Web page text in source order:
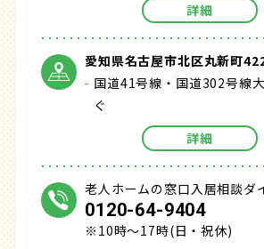
詳細
愛知県名古屋市北区丸新町
国道41号線・国道302号線
ぐ
詳細
老人ホームの窓口入居相談ダ
0120-64-9404
※10時～17時(日・祝休)